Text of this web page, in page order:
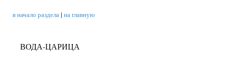
в начало раздела| на главную
ВОДА-ЦАРИЦА